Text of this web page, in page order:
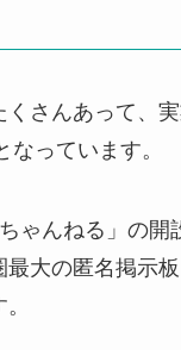
さんあって、
なっています。
ゃんねる」の開
最大の匿名掲示